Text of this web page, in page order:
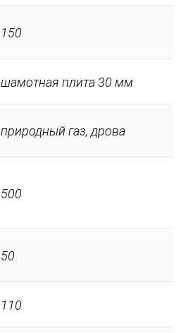
150
шамотная плита 30 мм
природный газ, дрова
500
50
110